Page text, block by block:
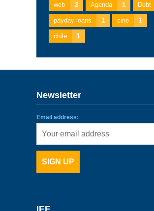
web 2 Agenda 1 Debt
payday loans 1 cine 1
chile 1
Newsletter
Email address:
IEF